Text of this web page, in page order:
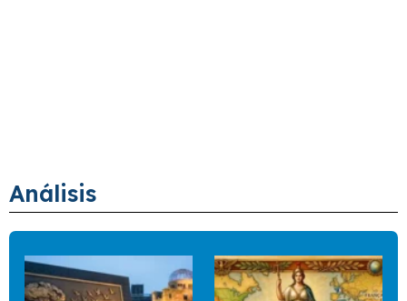
Análisis